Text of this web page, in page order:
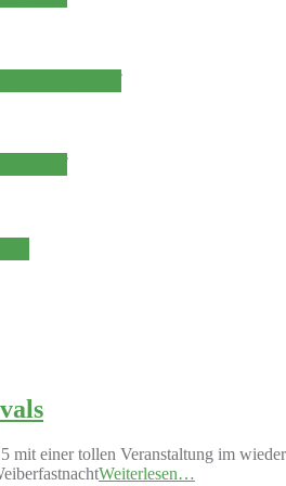
einer tollen Veranstaltung im
Weiterlesen…